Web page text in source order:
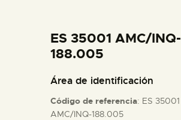
COLECCIONES
ESPAÑOL
ES 35001 AMC/INQ-
188.005
Área de identificación
Código de referencia: ES 35001
AMC/INQ-188.005